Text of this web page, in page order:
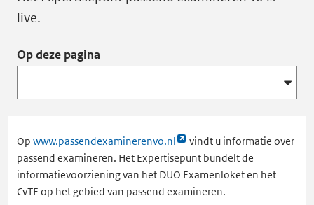
live.
Op deze pagina
Op www.passendexaminerenvo.nl
Link
opent
externe
pagina
vindt u informatie over
passend examineren. Het Expertisepunt bundelt de
informatievoorziening van het DUO Examenloket en het
CvTE op het gebied van passend examineren.